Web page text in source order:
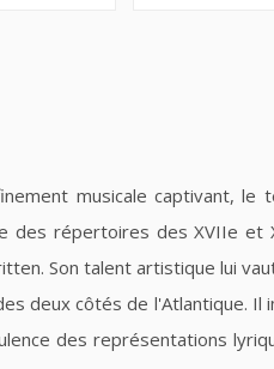
musicale captivant, le
des répertoires des XVIIe et
Son talent artistique lui
deux côtés de l'Atlantique. Il
des représentations